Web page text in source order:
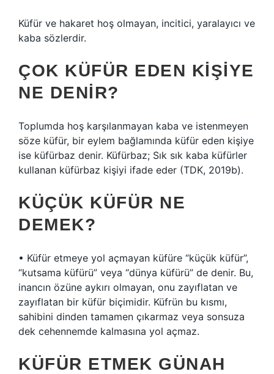
Küfür ve hakaret hoş olmayan, incitici, yaralayıcı ve
kaba sözlerdir.
ÇOK KÜFÜR EDEN KIŞIYE
NE DENIR?
Toplumda hoş karşılanmayan kaba ve istenmeyen
söze küfür, bir eylem bağlamında küfür eden kişiye
ise küfürbaz denir. Küfürbaz; Sık sık kaba küfürler
kullanan küfürbaz kişiyi ifade eder (TDK, 2019b).
KÜÇÜK KÜFÜR NE
DEMEK?
• Küfür etmeye yol açmayan küfüre “küçük küfür”,
“kutsama küfürü” veya “dünya küfürü” de denir. Bu,
inancın özüne aykırı olmayan, onu zayıflatan ve
zayıflatan bir küfür biçimidir. Küfrün bu kısmı,
sahibini dinden tamamen çıkarmaz veya sonsuza
dek cehennemde kalmasına yol açmaz.
KÜFÜR ETMEK GÜNAH